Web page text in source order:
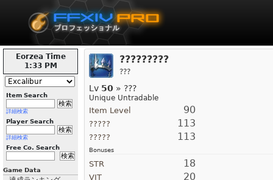
Eorzea Time
1:33 PM
Item Search
詳細検索
Player Search
詳細検索
Free Co. Search
Game Data
?????????
???
Lv 50 » ???
Unique Untradable
Item Level 90
????? 113
????? 113
Bonuses
STR 18
VIT 20